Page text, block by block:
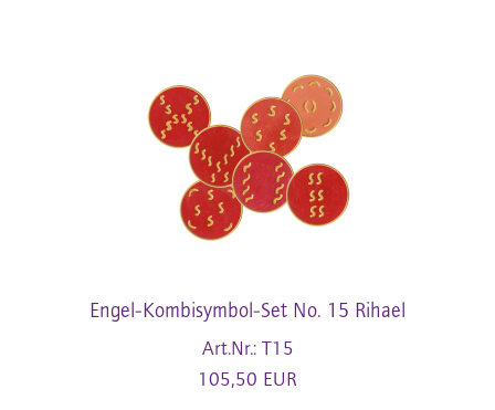
Engel-Kombisymbol-Set No. 15 Rihael
Art.Nr.: T15
105,50 EUR